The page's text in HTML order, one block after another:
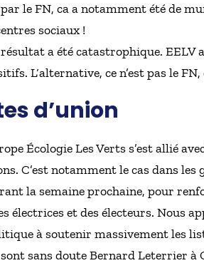
le FN, ca a notamment été de
sociaux !
résultat a été catastrophique. EELV
L‘alternative, ce n’est pas le FN,
d’union
Écologie Les Verts s’est allié
C’est notamment le cas dans les
la semaine prochaine, pour
électrices et des électeurs. Nous
à soutenir massivement les
sans doute Bernard Leterrier